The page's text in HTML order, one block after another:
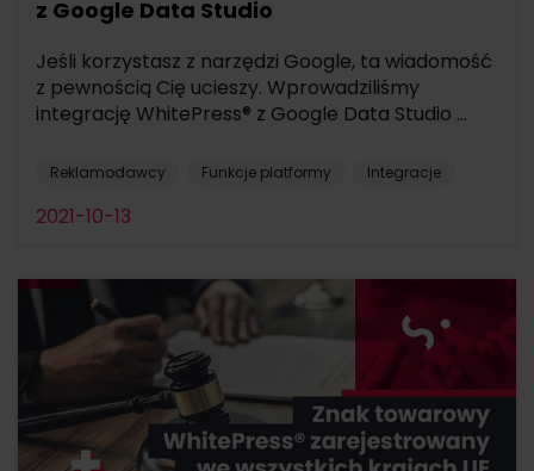
z Google Data Studio
Jeśli korzystasz z narzędzi Google, ta wiadomość
z pewnością Cię ucieszy. Wprowadziliśmy
integrację WhitePress® z Google Data Studio ...
Reklamodawcy Funkcje platformy Integracje
2021-10-13